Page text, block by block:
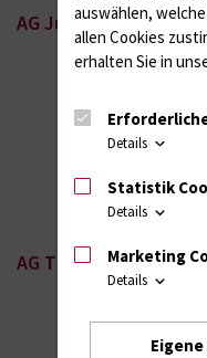
AG Jung / Barbeck
AG Thiem
auswählen,
allen Cookies
erhalten Sie in
Details
Statistik
Details
Marketing
Details